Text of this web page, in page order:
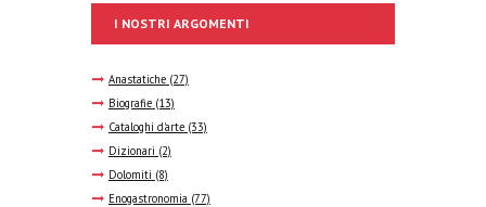
I NOSTRI ARGOMENTI
Anastatiche (27)
Biografie (13)
Cataloghi d'arte (33)
Dizionari (2)
Dolomiti (8)
Enogastronomia (77)